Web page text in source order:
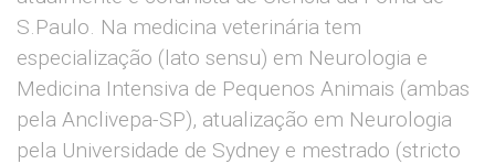
S.Paulo. Na medicina veterinária tem
especialização (lato sensu) em Neurologia e
Medicina Intensiva de Pequenos Animais (ambas
pela Anclivepa-SP), atualização em Neurologia
pela Universidade de Sydney e mestrado (stricto